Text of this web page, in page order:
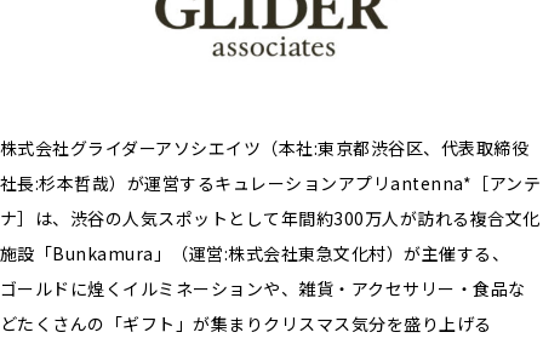
株式会社グライダーアソシエイツ（本社:東京都渋谷区、代表取締役
社⻑:杉本哲哉）が運営するキュレーションアプリantenna*［アンテ
ナ］は、渋谷の人気スポットとして年間約300万人が訪れる複合文化
施設「Bunkamura」（運営:株式会社東急文化村）が主催する、
ゴールドに煌くイルミネーションや、雑貨・アクセサリー・食品な
どたくさんの「ギフト」が集まりクリスマス気分を盛り上げる